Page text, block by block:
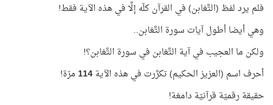
فلم يرد لفظ (التَّغابن) في القرآن كلّه إلَّا في هذه الآية فقط!
وهي أيضا أطول آيات سورة التَّغابن..
ولكن ما العجيب في آية التَّغابن في سورة التَّغابن؟!
أحرف اسم (العزيز الحكيم) تكرَّرت في هذه الآية114مرّة!
حقيقة رقميّة قرآنيّة دامغة!